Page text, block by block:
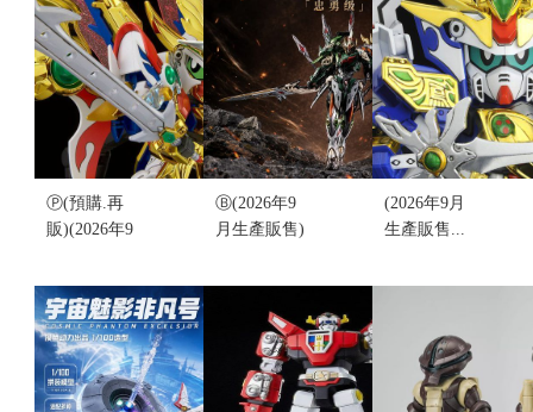
架 組裝模型
(不挑盒況)
售價:850
νGUNDAM
OPTION
PARTS FIN
FUNNEL(不
挑盒況)
售價:0
多托列斯 德
特列斯 再販
(不挑盒況)
售價:550
Ⓟ(預購.再
販)(2026年9
魂限
定...LEGEND
BB
VICTORY
DAISHOGUN
Ⓑ(2026年9
月生產販售)
核 MNP-
XH17A 忠勇
級 天雄星 錦
盔虎將 馬超
超可動組裝
(2026年9月
生產販售...
定...LEGEND
GODMARU
FINAL
DECISIVE